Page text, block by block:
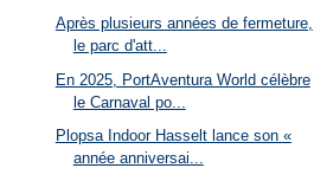
Après plusieurs années de fermeture,
le parc d'att...
En 2025, PortAventura World célèbre
le Carnaval po...
Plopsa Indoor Hasselt lance son «
année anniversai...